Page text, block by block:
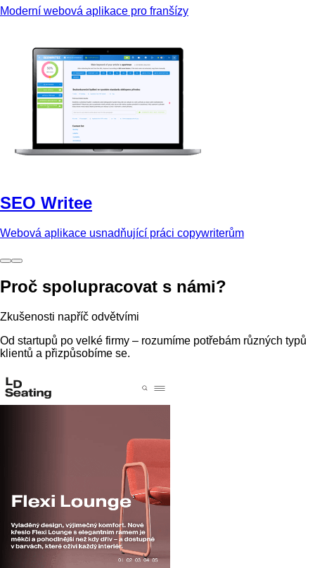
Moderní webová aplikace pro franšízy
SEO Writee
Webová aplikace usnadňující práci copywriterům
Proč spolupracovat s námi?
Zkušenosti napříč odvětvími
Od startupů po velké firmy – rozumíme potřebám různých typů
klientů a přizpůsobíme se.